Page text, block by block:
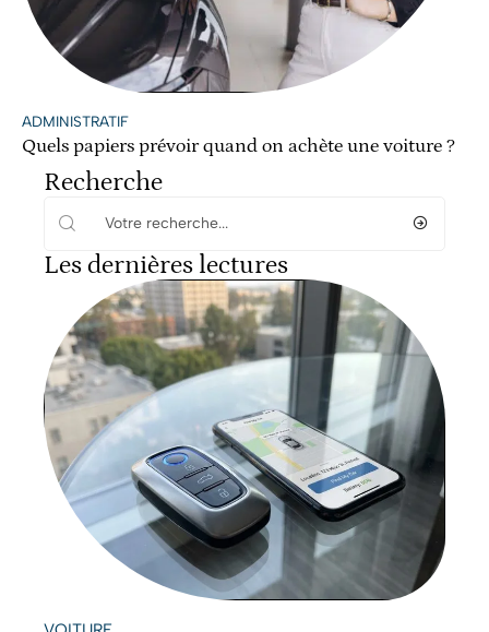
ADMINISTRATIF
Quels papiers prévoir quand on achète une voiture ?
Recherche
Les dernières lectures